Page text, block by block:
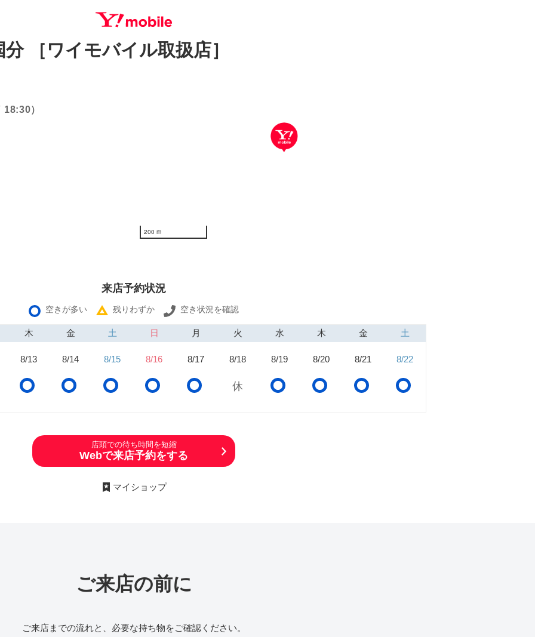
SEARCH
［ワイモバイル取扱店］
）
200 m
来店予約状況
空きが多い 残りわずか 空き状況を確認
木 金 土 日 月 火 水 木 金 土
8/13 8/14 8/15 8/16 8/17 8/18 8/19 8/20 8/21 8/22
店頭での待ち時間を短縮
Webで来店予約をする
マイショップ
ご来店の前に
ご来店までの流れと、必要な持ち物をご確認ください。